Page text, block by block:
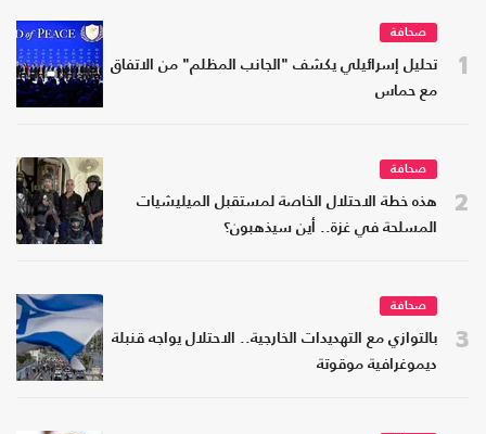
1
صحافة
تحليل إسرائيلي يكشف "الجانب المظلم" من الاتفاق
مع حماس
2
صحافة
هذه خطة الاحتلال الخاصة لمستقبل الميليشيات
المسلحة في غزة.. أين سيذهبون؟
3
صحافة
بالتوازي مع التهديدات الخارجية.. الاحتلال يواجه قنبلة
ديموغرافية موقوتة